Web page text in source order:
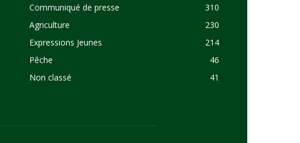
Communiqué de presse
310
Agriculture
230
Expressions Jeunes
214
Pêche
46
Non classé
41